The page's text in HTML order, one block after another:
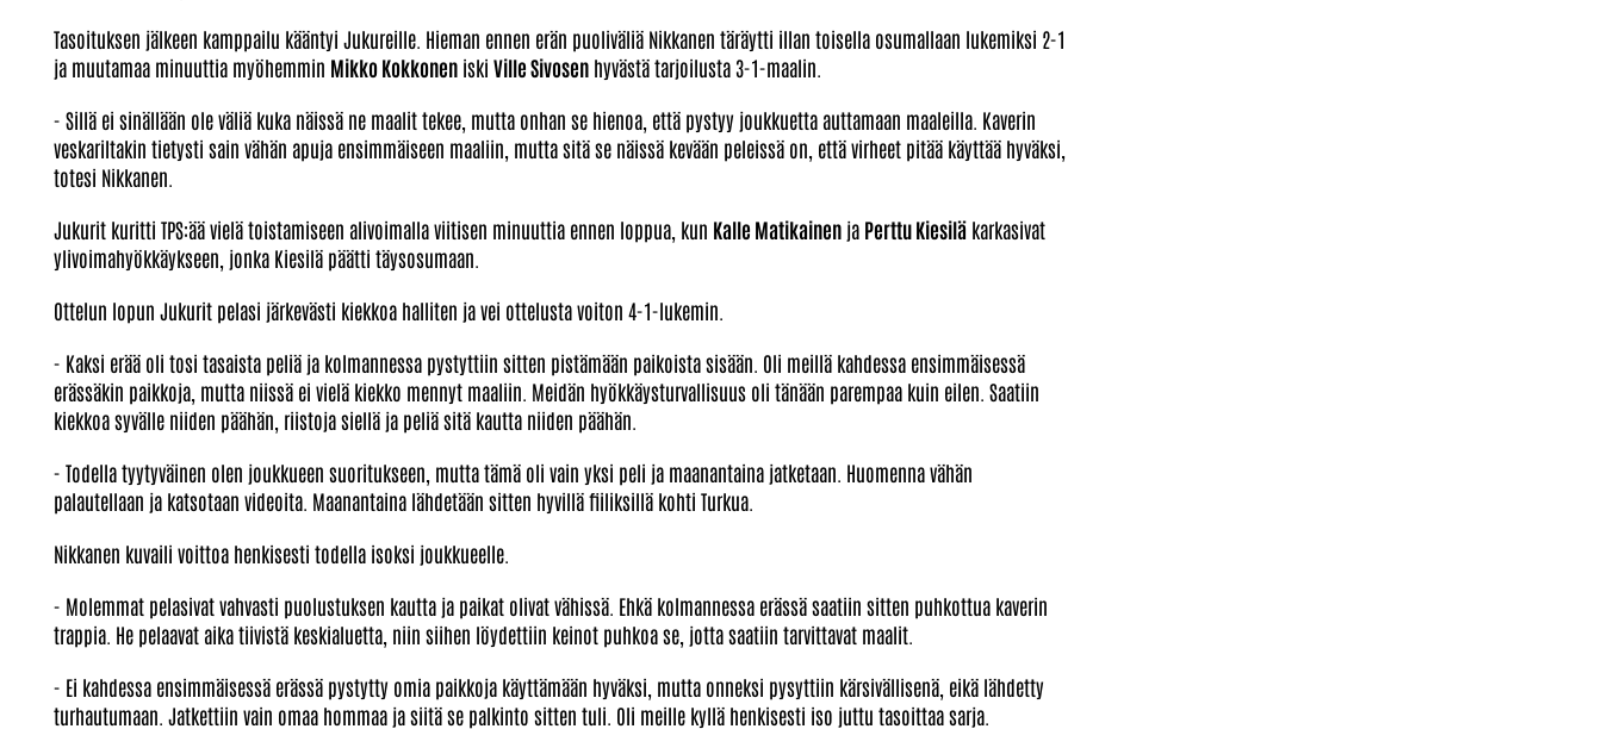
Tasoituksen jälkeen kamppailu kääntyi Jukureille. Hieman ennen erän puoliväliä Nikkanen täräytti illan toisella osumallaan lukemiksi 2-1
ja muutamaa minuuttia myöhemmin Mikko Kokkonen iski Ville Sivosen hyvästä tarjoilusta 3-1-maalin.
- Sillä ei sinällään ole väliä kuka näissä ne maalit tekee, mutta onhan se hienoa, että pystyy joukkuetta auttamaan maaleilla. Kaverin
veskariltakin tietysti sain vähän apuja ensimmäiseen maaliin, mutta sitä se näissä kevään peleissä on, että virheet pitää käyttää hyväksi,
totesi Nikkanen.
Jukurit kuritti TPS:ää vielä toistamiseen alivoimalla viitisen minuuttia ennen loppua, kun Kalle Matikainen ja Perttu Kiesilä karkasivat
ylivoimahyökkäykseen, jonka Kiesilä päätti täysosumaan.
Ottelun lopun Jukurit pelasi järkevästi kiekkoa halliten ja vei ottelusta voiton 4-1-lukemin.
- Kaksi erää oli tosi tasaista peliä ja kolmannessa pystyttiin sitten pistämään paikoista sisään. Oli meillä kahdessa ensimmäisessä
erässäkin paikkoja, mutta niissä ei vielä kiekko mennyt maaliin. Meidän hyökkäysturvallisuus oli tänään parempaa kuin eilen. Saatiin
kiekkoa syvälle niiden päähän, riistoja siellä ja peliä sitä kautta niiden päähän.
- Todella tyytyväinen olen joukkueen suoritukseen, mutta tämä oli vain yksi peli ja maanantaina jatketaan. Huomenna vähän
palautellaan ja katsotaan videoita. Maanantaina lähdetään sitten hyvillä fiiliksillä kohti Turkua.
Nikkanen kuvaili voittoa henkisesti todella isoksi joukkueelle.
- Molemmat pelasivat vahvasti puolustuksen kautta ja paikat olivat vähissä. Ehkä kolmannessa erässä saatiin sitten puhkottua kaverin
trappia. He pelaavat aika tiivistä keskialuetta, niin siihen löydettiin keinot puhkoa se, jotta saatiin tarvittavat maalit.
- Ei kahdessa ensimmäisessä erässä pystytty omia paikkoja käyttämään hyväksi, mutta onneksi pysyttiin kärsivällisenä, eikä lähdetty
turhautumaan. Jatkettiin vain omaa hommaa ja siitä se palkinto sitten tuli. Oli meille kyllä henkisesti iso juttu tasoittaa sarja.